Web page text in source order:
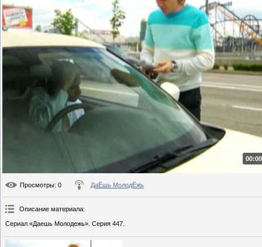
Просмотры: 0 ДаЁшь МолодЁжь
Описание материала:
Сериал «Даешь Молодежь». Серия 447.